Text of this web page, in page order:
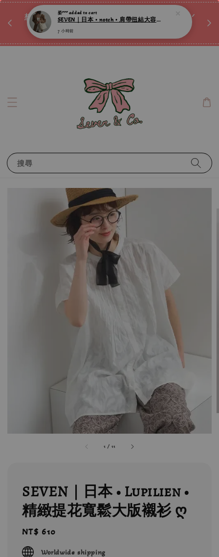
想訂製屬於自己的『水晶手鍊』嗎ꕀ♡ 私訊我們.ᐟ.ᐟ
📣Instagram 這邊按下去
搜尋
1 /11
SEVEN｜日本 • Lupilien •
精緻提花寬鬆大版襯衫 ღ
Regular
price
NT$ 610
Worldwide shipping
SEVEN｜日本 • notch • 肩帶扭結大容量微光澤肩背包 ღ
7 小時前